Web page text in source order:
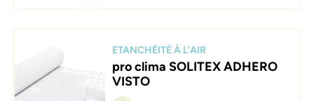
ETANCHÉITÉ À L'AIR
pro clima SOLITEX ADHERO
VISTO